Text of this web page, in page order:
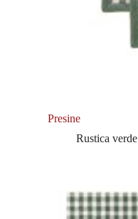
Presine
Rustica verde